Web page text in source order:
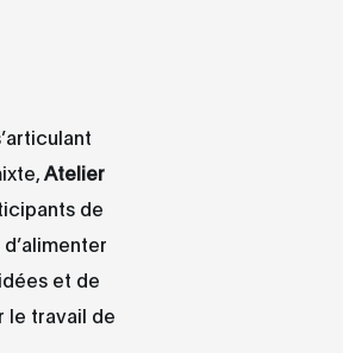
Atelier
de
et de
le travail de